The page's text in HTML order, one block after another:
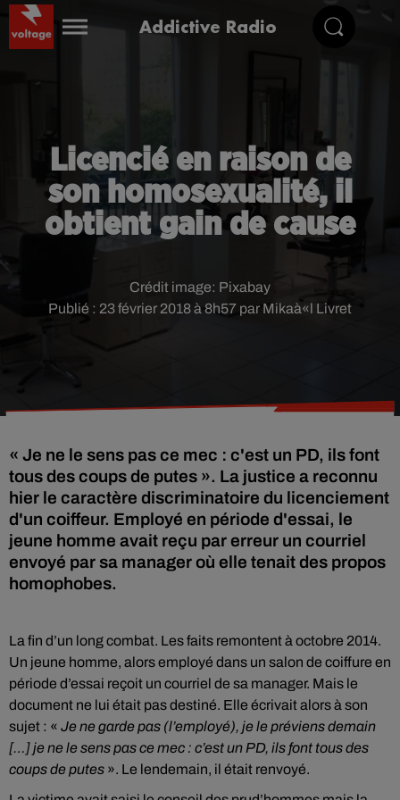
Addictive Radio
Licencié en raison de
son homosexualité, il
obtient gain de cause
Publié : 23 février 2018 à 8h57 par Mikaà«l Livret
Crédit image: Pixabay
« Je ne le sens pas ce mec : c'est un PD, ils font
tous des coups de putes ». La justice a reconnu
hier le caractère discriminatoire du licenciement
d'un coiffeur. Employé en période d'essai, le
jeune homme avait reçu par erreur un courriel
envoyé par sa manager où elle tenait des propos
homophobes.
La fin d’un long combat. Les faits remontent à octobre 2014.
Un jeune homme, alors employé dans un salon de coiffure en
période d’essai reçoit un courriel de sa manager. Mais le
document ne lui était pas destiné. Elle écrivait alors à son
sujet : « Je ne garde pas (l’employé), je le préviens demain
[…] je ne le sens pas ce mec : c’est un PD, ils font tous des
coups de putes ». Le lendemain, il était renvoyé.